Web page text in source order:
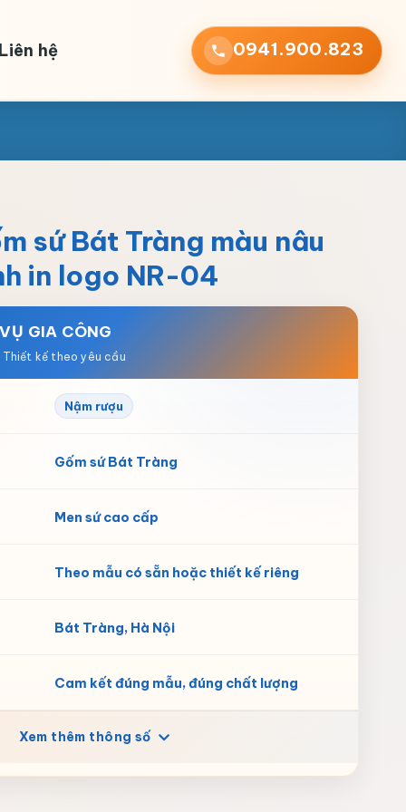
hệ 0941.900.823
sứ Bát Tràng màu nâu
in logo NR-04
GIA CÔNG
Nậm rượu
Gốm sứ Bát Tràng
Men sứ cao cấp
Theo mẫu có sẵn hoặc thiết kế riêng
Bát Tràng, Hà Nội
Cam kết đúng mẫu, đúng chất lượng
Xem thêm thông số